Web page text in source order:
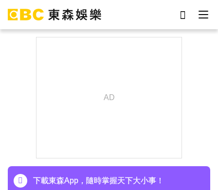
下載東森App，隨時掌握天下大小事！